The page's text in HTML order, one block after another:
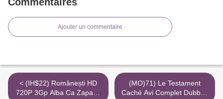
Ajouter un commentaire
< (IH$22) Românești HD
720P 3Gp Alba Ca Zapada
(MO)71) Le Testament
Caché Avi Complet Dubbed